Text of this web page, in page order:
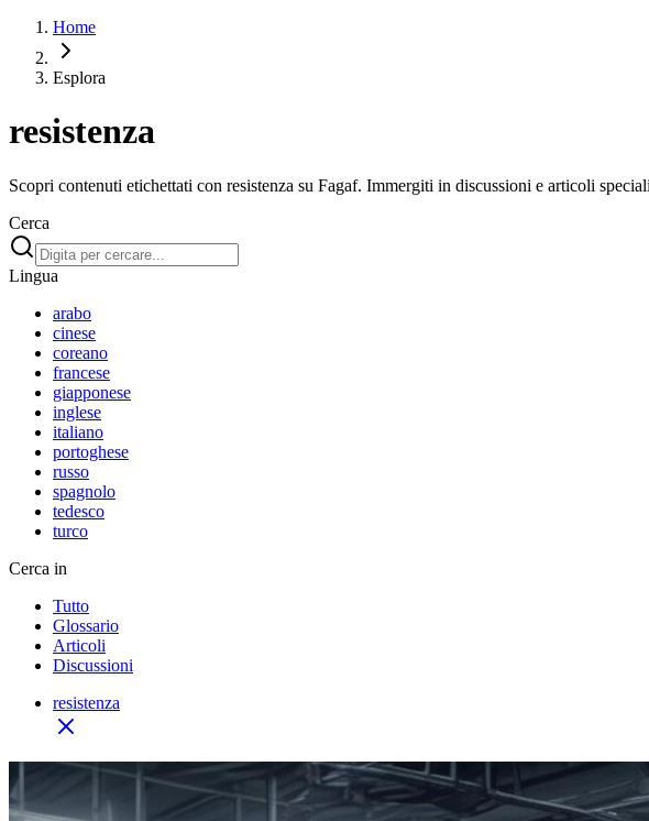
Home
Esplora
resistenza
Scopri contenuti etichettati con resistenza su Fagaf. Immergiti in discussioni e articoli
Cerca
Lingua
arabo
cinese
coreano
francese
giapponese
inglese
italiano
portoghese
russo
spagnolo
tedesco
turco
Cerca in
Tutto
Glossario
Articoli
Discussioni
resistenza